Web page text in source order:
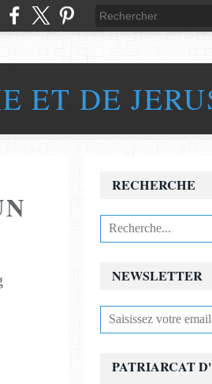
ET DE
NEWSLETTER
RECHERCHE
PATRIARCAT